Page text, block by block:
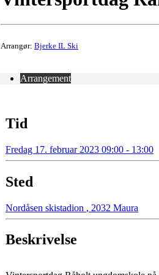
Arrangør: Bjerke IL Ski
Arrangement
Tid
Fredag 17. februar 2023 09:00 - 13:00
Sted
Nordåsen skistadion , 2032 Maura
Beskrivelse